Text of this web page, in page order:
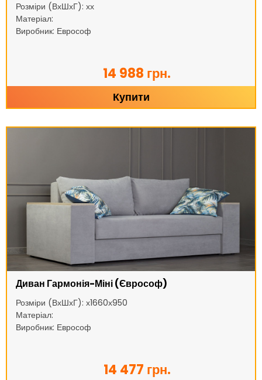
Розміри (ВхШхГ): хх
Матеріал:
Виробник: Еврософ
14 988 грн.
Купити
Диван Гармонія-Міні (Єврософ)
Розміри (ВхШхГ): х1660х950
Матеріал:
Виробник: Еврософ
14 477 грн.